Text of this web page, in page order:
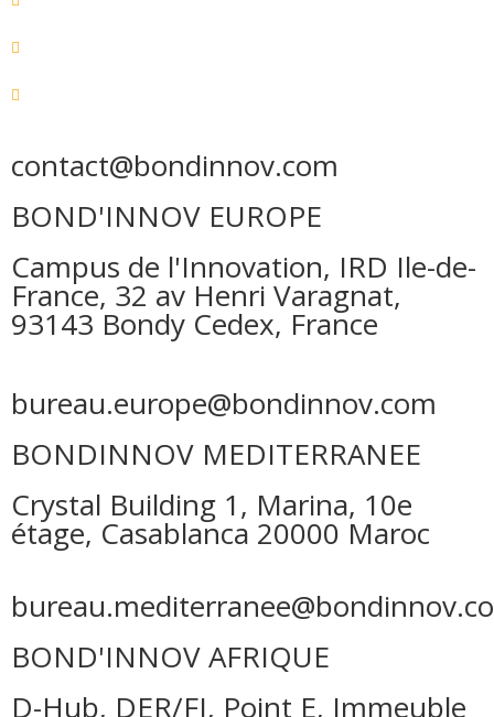
contact@bondinnov.com
BOND'INNOV EUROPE
Campus de l'Innovation, IRD Ile-de-
France, 32 av Henri Varagnat,
93143 Bondy Cedex, France
bureau.europe@bondinnov.com
BONDINNOV MEDITERRANEE
Crystal Building 1, Marina, 10e
étage, Casablanca 20000 Maroc
BOND'INNOV AFRIQUE
D-Hub, DER/FJ, Point E, Immeuble